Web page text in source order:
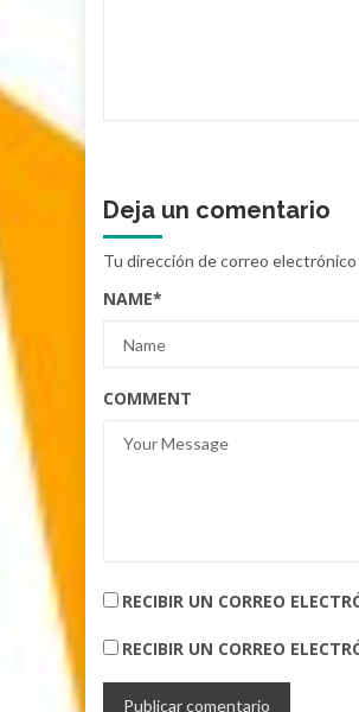
Deja un comentario
Tu dirección de correo electrónico
NAME*
COMMENT
RECIBIR UN CORREO
RECIBIR UN CORREO